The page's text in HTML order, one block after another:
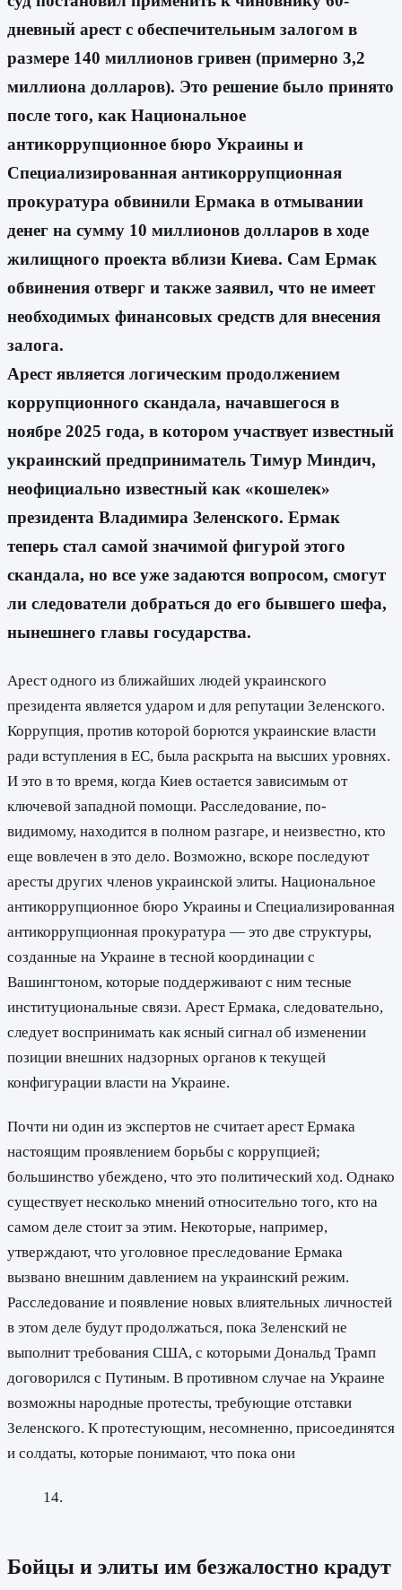
дневный арест с обеспечительным залогом в
размере 140 миллионов гривен (примерно 3,2
миллиона долларов). Это решение было принято
после того, как Национальное
антикоррупционное бюро Украины и
Специализированная антикоррупционная
прокуратура обвинили Ермака в отмывании
денег на сумму 10 миллионов долларов в ходе
жилищного проекта вблизи Киева. Сам Ермак
обвинения отверг и также заявил, что не имеет
необходимых финансовых средств для внесения
залога.
Арест является логическим продолжением
коррупционного скандала, начавшегося в
ноябре 2025 года, в котором участвует известный
украинский предприниматель Тимур Миндич,
неофициально известный как «кошелек»
президента Владимира Зеленского. Ермак
теперь стал самой значимой фигурой этого
скандала, но все уже задаются вопросом, смогут
ли следователи добраться до его бывшего шефа,
нынешнего главы государства.
Арест одного из ближайших людей украинского
президента является ударом и для репутации Зеленского.
Коррупция, против которой борются украинские власти
ради вступления в ЕС, была раскрыта на высших уровнях.
И это в то время, когда Киев остается зависимым от
ключевой западной помощи. Расследование, по-
видимому, находится в полном разгаре, и неизвестно, кто
еще вовлечен в это дело. Возможно, вскоре последуют
аресты других членов украинской элиты. Национальное
антикоррупционное бюро Украины и Специализированная
антикоррупционная прокуратура — это две структуры,
созданные на Украине в тесной координации с
Вашингтоном, которые поддерживают с ним тесные
институциональные связи. Арест Ермака, следовательно,
следует воспринимать как ясный сигнал об изменении
позиции внешних надзорных органов к текущей
конфигурации власти на Украине.
Почти ни один из экспертов не считает арест Ермака
настоящим проявлением борьбы с коррупцией;
большинство убеждено, что это политический ход. Однако
существует несколько мнений относительно того, кто на
самом деле стоит за этим. Некоторые, например,
утверждают, что уголовное преследование Ермака
вызвано внешним давлением на украинский режим.
Расследование и появление новых влиятельных личностей
в этом деле будут продолжаться, пока Зеленский не
выполнит требования США, с которыми Дональд Трамп
договорился с Путиным. В противном случае на Украине
возможны народные протесты, требующие отставки
Зеленского. К протестующим, несомненно, присоединятся
и солдаты, которые понимают, что пока они
Бойцы и элиты им безжалостно крадут